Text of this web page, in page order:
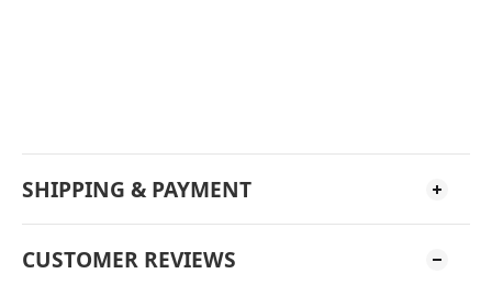
SHIPPING & PAYMENT
CUSTOMER REVIEWS